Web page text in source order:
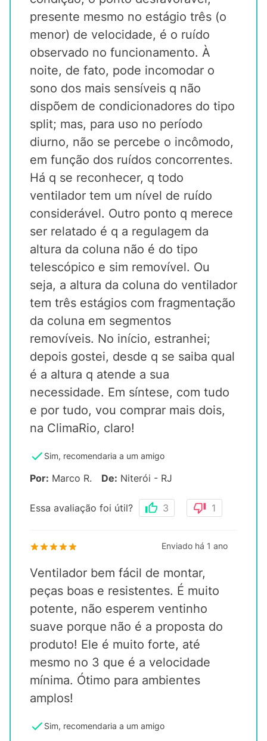
presente mesmo no estágio três (o
menor) de velocidade, é o ruído
observado no funcionamento. À
noite, de fato, pode incomodar o
sono dos mais sensíveis q não
dispõem de condicionadores do tipo
split; mas, para uso no período
diurno, não se percebe o incômodo,
em função dos ruídos concorrentes.
Há q se reconhecer, q todo
ventilador tem um nível de ruído
considerável. Outro ponto q merece
ser relatado é q a regulagem da
altura da coluna não é do tipo
telescópico e sim removível. Ou
seja, a altura da coluna do ventilador
tem três estágios com fragmentação
da coluna em segmentos
removíveis. No início, estranhei;
depois gostei, desde q se saiba qual
é a altura q atende a sua
necessidade. Em síntese, com tudo
e por tudo, vou comprar mais dois,
na ClimaRio, claro!
Sim, recomendaria a um amigo
Por: Marco R. De: Niterói - RJ
Essa avaliação foi útil? 3 1
Enviado há 1 ano
Ventilador bem fácil de montar,
peças boas e resistentes. É muito
potente, não esperem ventinho
suave porque não é a proposta do
produto! Ele é muito forte, até
mesmo no 3 que é a velocidade
mínima. Ótimo para ambientes
amplos!
Sim, recomendaria a um amigo